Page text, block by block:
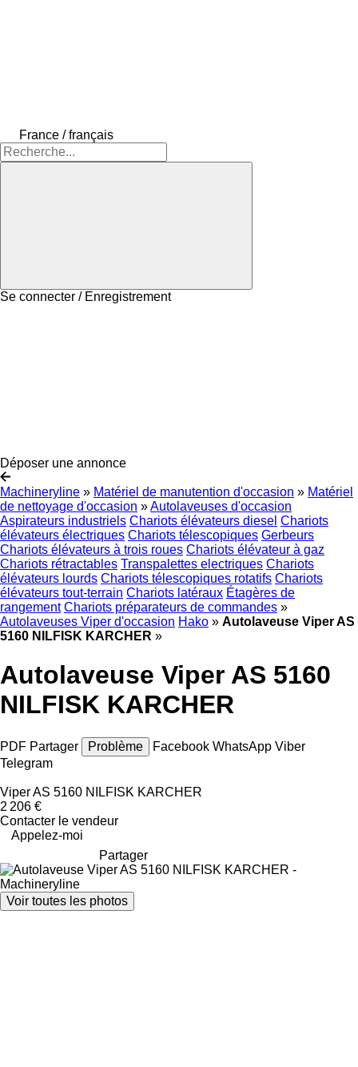
France / français
Se connecter / Enregistrement
Déposer une annonce
Machineryline » Matériel de manutention d'occasion » Matériel
de nettoyage d'occasion »Autolaveuses d'occasion
Aspirateurs industriels Chariots élévateurs diesel Chariots
élévateurs électriques Chariots télescopiques Gerbeurs
Chariots élévateurs à trois roues Chariots élévateur à gaz
Chariots rétractables Transpalettes electriques Chariots
élévateurs lourds Chariots télescopiques rotatifs Chariots
élévateurs tout-terrain Chariots latéraux Étagères de
rangement Chariots préparateurs de commandes »
Autolaveuses Viper d'occasion Hako » Autolaveuse Viper AS
5160 NILFISK KARCHER »
Autolaveuse Viper AS 5160
NILFISK KARCHER
PDF Partager Problème Facebook WhatsApp Viber
Telegram
Viper AS 5160 NILFISK KARCHER
2 206 €
Contacter le vendeur
Appelez-moi
Partager
Voir toutes les photos